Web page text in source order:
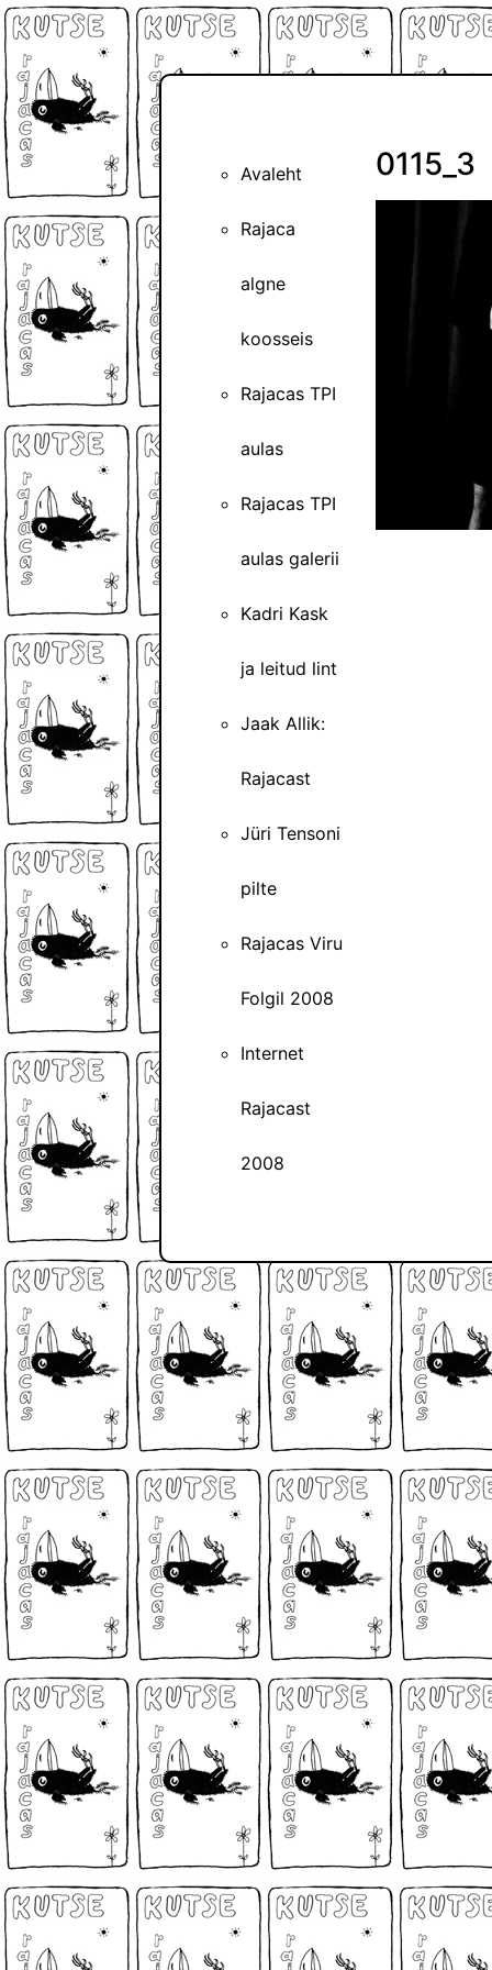
Avaleht
Rajaca
algne
koosseis
Rajacas TPI
aulas
Rajacas TPI
aulas galerii
Kadri Kask
ja leitud lint
Jaak Allik:
Rajacast
Jüri Tensoni
pilte
Rajacas Viru
Folgil 2008
Internet
Rajacast
2008
0115_3